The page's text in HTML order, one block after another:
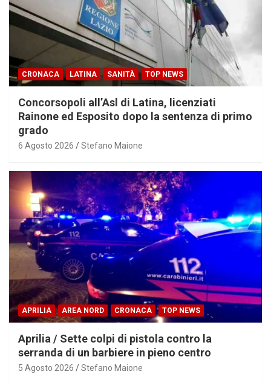
CRONACA LATINA SANITÀ TOP NEWS
Concorsopoli all’Asl di Latina, licenziati
Rainone ed Esposito dopo la sentenza di primo
grado
6 Agosto 2026 Stefano Maione
APRILIA AREA NORD CRONACA TOP NEWS
Aprilia / Sette colpi di pistola contro la
serranda di un barbiere in pieno centro
5 Agosto 2026 Stefano Maione